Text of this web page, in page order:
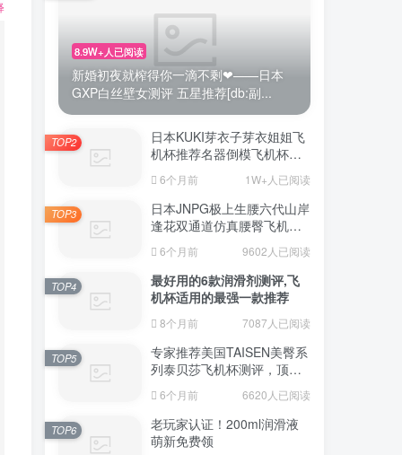
8.9W+人已阅读
新婚初夜就榨得你一滴不剩❤——日本
GXP白丝壁女测评 五星推荐[db:副...
日本KUKI芽衣子芽衣姐姐飞
机杯推荐名器倒模飞机杯测
6个月前 1W+人已阅读
TOP2
日本JNPG极上生腰六代山岸
逢花双通道仿真腰臀飞机杯
致真实感的资深玩家
6个月前 9602人已阅读
TOP3
最好用的6款润滑剂测评,飞
机杯适用的最强一款推荐
8个月前 7087人已阅读
TOP4
专家推荐美国TAISEN美臀系
列泰贝莎飞机杯测评，顶级
品质带来极致享受!
6个月前 6620人已阅读
TOP5
老玩家认证！200ml润滑液
萌新免费领
TOP6